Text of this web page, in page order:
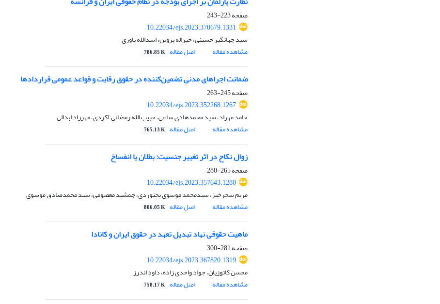
صفحه223-243
10.22034/ejs.2023.370679.1331
سید جهانگیر حسینی، خیراله پروین، اسدالله یاوری
مشاهده مقاله
اصل مقاله 786.85 K
ضمانت اجراهای مدنی تضمین‌کننده در حقوق رقابت و قواعد عمومی قراردادها
صفحه245-263
10.22034/ejs.2023.352268.1267
حامد مهراد، سید محمدهادی ساعی، حبیب الله رمضانی آکردی، مهرزاد ابدالی
مشاهده مقاله
اصل مقاله 765.13 K
زوال نکاح در اثر تغییر جنسیت: بطلان یا انفساخ
صفحه265-280
10.22034/ejs.2023.357643.1280
مریم سحرخیز، سیدمحمد موسوی بجنوردی، جمشید معصومی، سید محمدصادق موسوی
مشاهده مقاله
اصل مقاله 806.05 K
ماهیت حقوقی نهاد تبدیل تعهد در حقوق ایران و کانادا
صفحه281-300
10.22034/ejs.2023.367820.1319
محسن کاتوزیان، جواد واحدی زاده، داود اندرز
مشاهده مقاله
اصل مقاله 758.17 K